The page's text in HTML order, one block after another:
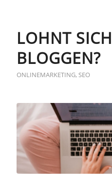
LOHNT
BLOGGEN?
ONLINEMARKETING, SEO